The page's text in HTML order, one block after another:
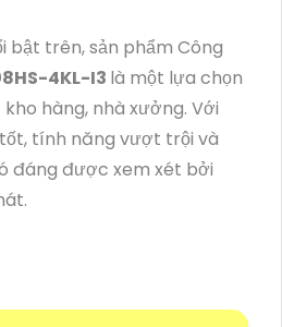
bật trên, sản phẩm Công
4KL-I3 là một lựa chọn
hàng, nhà xưởng. Với
tính năng vượt trội và
đáng được xem xét bởi